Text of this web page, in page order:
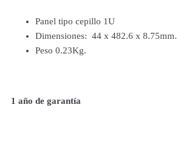
Panel tipo cepillo 1U
Dimensiones: 44 x 482.6 x 8.75mm.
Peso 0.23Kg.
1 año de garantía